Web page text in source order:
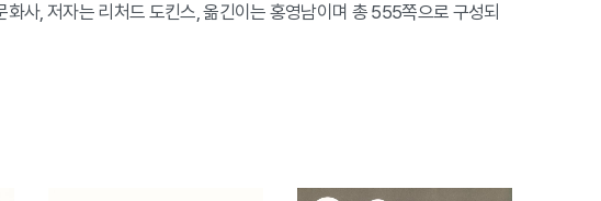
사, 저자는 리처드 도킨스, 옮긴이는 홍영남이며 총 555쪽으로 구성되